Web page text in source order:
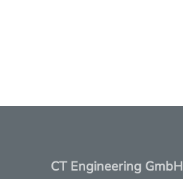
CT Engineering GmbH